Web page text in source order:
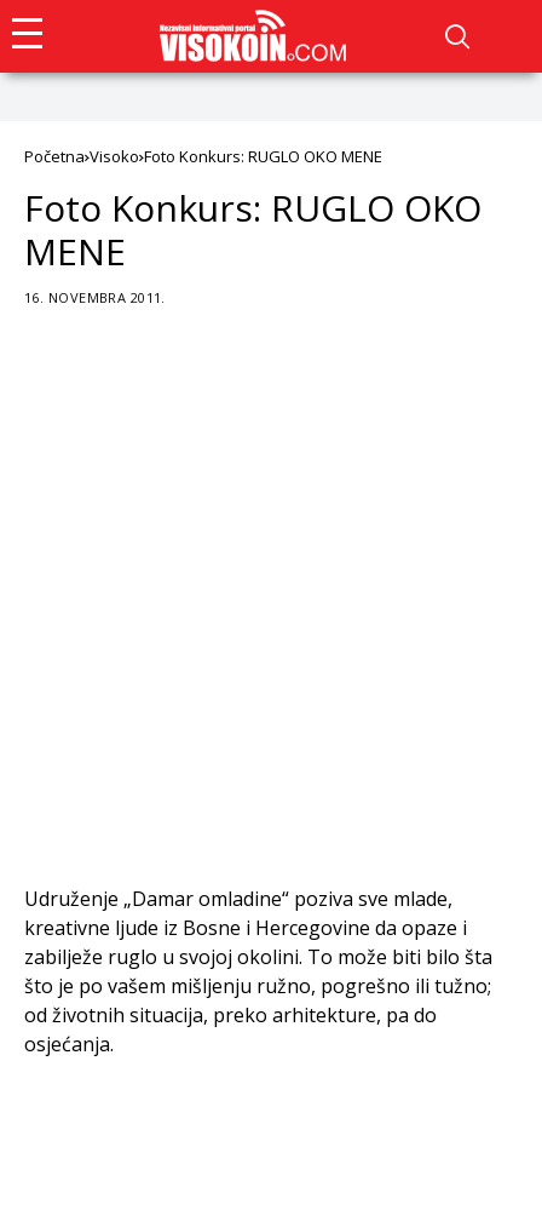
Početna Visoko Foto Konkurs: RUGLO OKO MENE
Foto Konkurs: RUGLO OKO
MENE
16. NOVEMBRA 2011.
Udruženje „Damar omladine“ poziva sve mlade,
kreativne ljude iz Bosne i Hercegovine da opaze i
zabilježe ruglo u svojoj okolini. To može biti bilo šta
što je po vašem mišljenju ružno, pogrešno ili tužno;
od životnih situacija, preko arhitekture, pa do
osjećanja.